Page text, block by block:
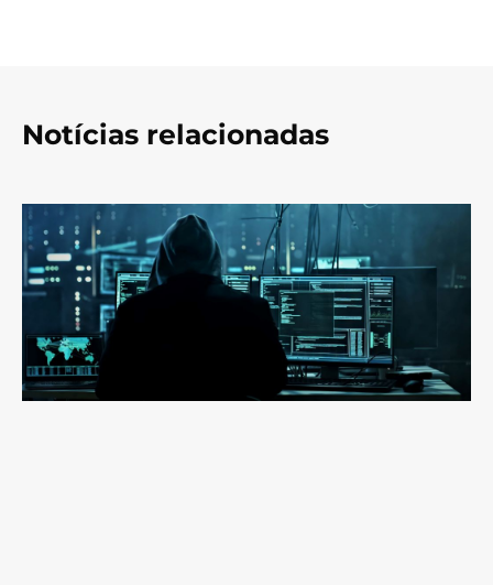
Notícias relacionadas